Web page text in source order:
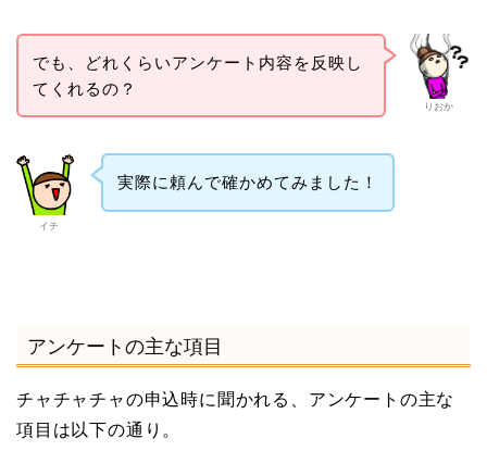
りおか
でも、どれくらいアンケート内容を反映し
てくれるの？
イチ
実際に頼んで確かめてみました！
アンケートの主な項目
チャチャチャの申込時に聞かれる、アンケートの主な
項目は以下の通り。